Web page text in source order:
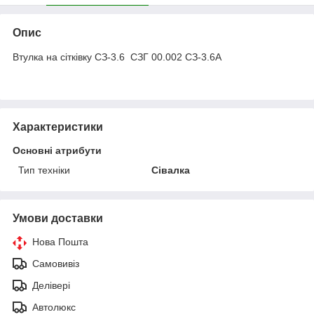
Опис
Втулка на сітківку СЗ-3.6 СЗГ 00.002 СЗ-3.6А
Характеристики
Основні атрибути
Тип техніки
Сівалка
Умови доставки
Нова Пошта
Самовивіз
Делівері
Автолюкс